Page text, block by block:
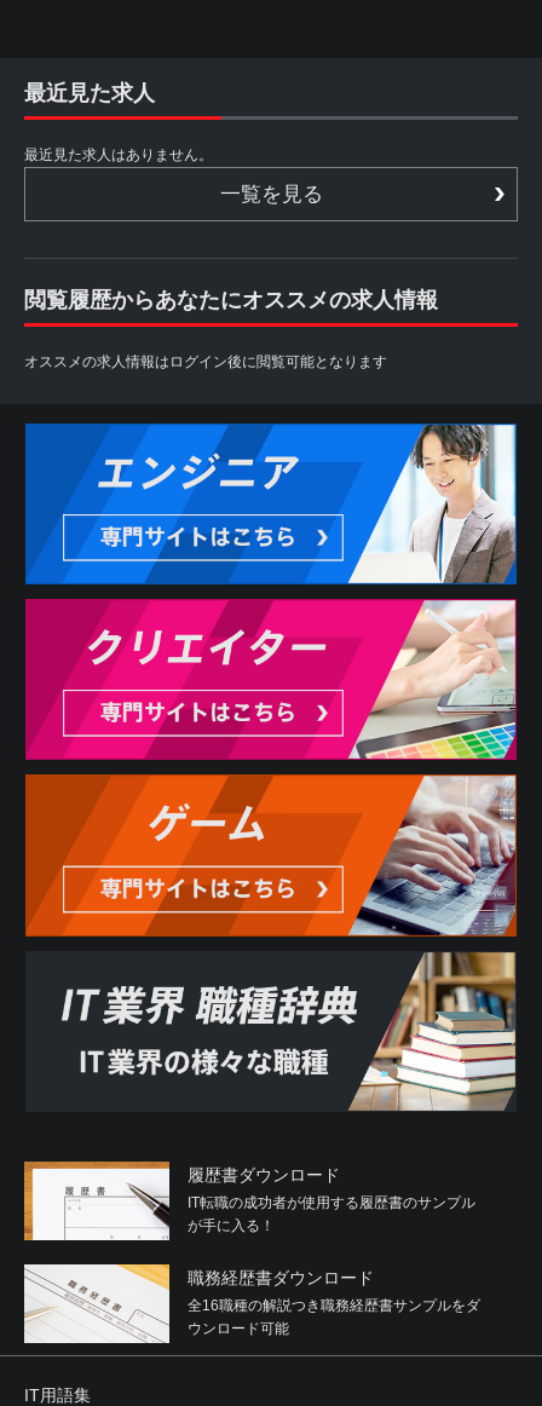
最近見た求人
最近見た求人はありません。
一覧を見る
閲覧履歴からあなたにオススメの求人情報
オススメの求人情報はログイン後に閲覧可能となります
履歴書ダウンロード
IT転職の成功者が使用する履歴書のサンプル
が手に入る！
職務経歴書ダウンロード
全16職種の解説つき職務経歴書サンプルをダ
ウンロード可能
IT用語集